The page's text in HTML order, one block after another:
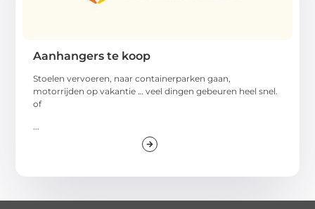
Aanhangers te koop
Stoelen vervoeren, naar containerparken gaan,
motorrijden op vakantie … veel dingen gebeuren heel snel.
of
...